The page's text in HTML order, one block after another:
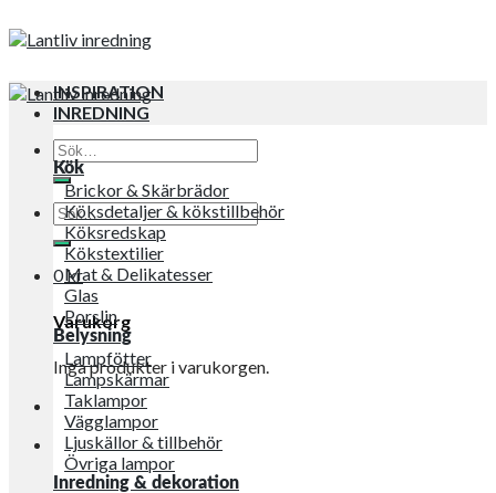
Sök
efter:
Sök
efter:
0kr
Varukorg
Inga produkter i varukorgen.
INSPIRATION
INREDNING
Kök
Brickor & Skärbrädor
Köksdetaljer & kökstillbehör
Köksredskap
Kökstextilier
Mat & Delikatesser
Glas
Porslin
Belysning
Lampfötter
Lampskärmar
Taklampor
Vägglampor
Ljuskällor & tillbehör
Övriga lampor
Inredning & dekoration